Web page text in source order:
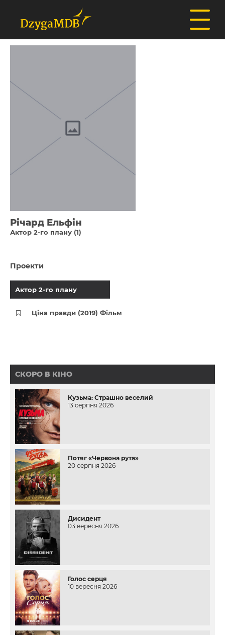
Річард Ельфін
Актор 2-го плану (1)
Проекти
Актор 2-го плану
Ціна правди (2019) Фільм
СКОРО В КІНО
Кузьма: Страшно веселий
13 серпня 2026
Потяг «Червона рута»
20 серпня 2026
Дисидент
03 вересня 2026
Голос серця
10 вересня 2026